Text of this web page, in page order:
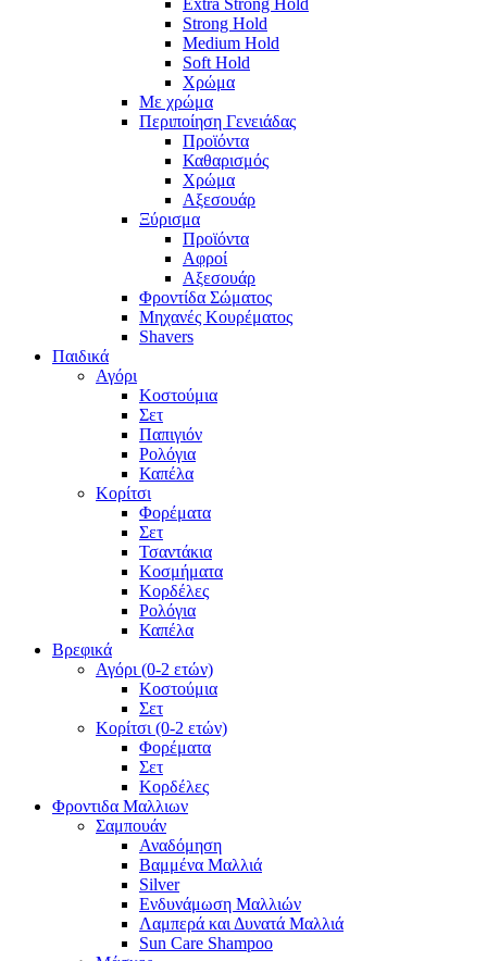
Extra Strong Hold
Strong Hold
Medium Hold
Soft Hold
Χρώμα
Με χρώμα
Περιποίηση Γενειάδας
Προϊόντα
Καθαρισμός
Χρώμα
Αξεσουάρ
Ξύρισμα
Προϊόντα
Αφροί
Αξεσουάρ
Φροντίδα Σώματος
Μηχανές Κουρέματος
Shavers
Παιδικά
Αγόρι
Κοστούμια
Σετ
Παπιγιόν
Ρολόγια
Καπέλα
Κορίτσι
Φορέματα
Σετ
Τσαντάκια
Κοσμήματα
Κορδέλες
Ρολόγια
Καπέλα
Βρεφικά
Αγόρι (0-2 ετών)
Κοστούμια
Σετ
Κορίτσι (0-2 ετών)
Φορέματα
Σετ
Κορδέλες
Φροντιδα Μαλλιων
Σαμπουάν
Αναδόμηση
Βαμμένα Μαλλιά
Silver
Ενδυνάμωση Μαλλιών
Λαμπερά και Δυνατά Μαλλιά
Sun Care Shampoo